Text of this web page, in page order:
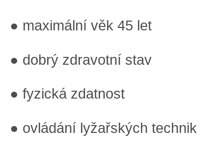
● maximální věk 45 let
● dobrý zdravotní stav
● fyzická zdatnost
● ovládání lyžařských technik